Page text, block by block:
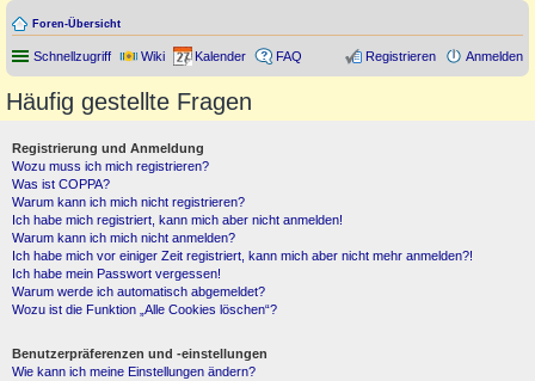
Foren-Übersicht
Schnellzugriff Wiki Kalender FAQ Anmelden
Registrieren
Häufig gestellte Fragen
Registrierung und Anmeldung
Wozu muss ich mich registrieren?
Was ist COPPA?
Warum kann ich mich nicht registrieren?
Ich habe mich registriert, kann mich aber nicht anmelden!
Warum kann ich mich nicht anmelden?
Ich habe mich vor einiger Zeit registriert, kann mich aber nicht mehr anmelden?!
Ich habe mein Passwort vergessen!
Warum werde ich automatisch abgemeldet?
Wozu ist die Funktion „Alle Cookies löschen“?
Benutzerpräferenzen und -einstellungen
Wie kann ich meine Einstellungen ändern?